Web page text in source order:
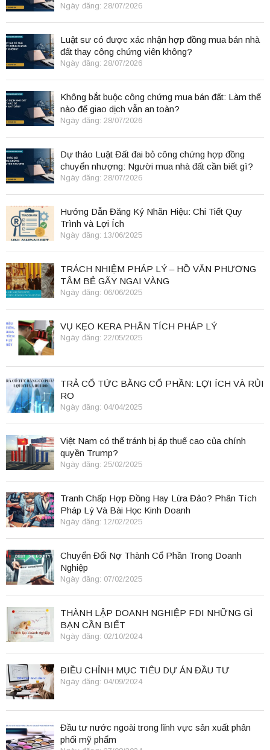
Ngày đăng: 28/07/2026
Luật sư có được xác nhận hợp đồng mua bán nhà
đất thay công chứng viên không?
Ngày đăng: 28/07/2026
Không bắt buộc công chứng mua bán đất: Làm thế
nào để giao dịch vẫn an toàn?
Ngày đăng: 28/07/2026
Dự thảo Luật Đất đai bỏ công chứng hợp đồng
chuyển nhượng: Người mua nhà đất cần biết gì?
Ngày đăng: 28/07/2026
Hướng Dẫn Đăng Ký Nhãn Hiệu: Chi Tiết Quy
Trình và Lợi Ích
Ngày đăng: 13/06/2025
TRÁCH NHIỆM PHÁP LÝ – HỒ VĂN PHƯƠNG
TÂM BẺ GÃY NGAI VÀNG
Ngày đăng: 06/06/2025
VỤ KẸO KERA PHÂN TÍCH PHÁP LÝ
Ngày đăng: 22/05/2025
TRẢ CỔ TỨC BẰNG CỔ PHẦN: LỢI ÍCH VÀ RỦI
RO
Ngày đăng: 04/04/2025
Việt Nam có thể tránh bị áp thuế cao của chính
quyền Trump?
Ngày đăng: 25/02/2025
Tranh Chấp Hợp Đồng Hay Lừa Đảo? Phân Tích
Pháp Lý Và Bài Học Kinh Doanh
Ngày đăng: 12/02/2025
Chuyển Đổi Nợ Thành Cổ Phần Trong Doanh
Nghiệp
Ngày đăng: 07/02/2025
THÀNH LẬP DOANH NGHIỆP FDI NHỮNG GÌ
BẠN CẦN BIẾT
Ngày đăng: 02/10/2024
ĐIỀU CHỈNH MỤC TIÊU DỰ ÁN ĐẦU TƯ
Ngày đăng: 04/09/2024
Đầu tư nước ngoài trong lĩnh vực sản xuất phân
phối mỹ phẩm